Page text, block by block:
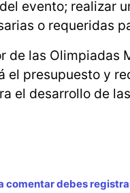
evento; realizar
o requeridas
de las Olimpiadas
presupuesto y
el desarrollo de
comentar debes